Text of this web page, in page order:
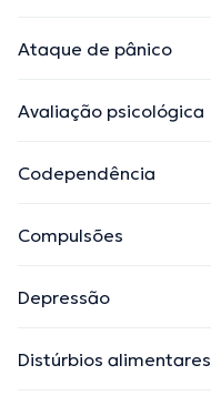
Ataque de pânico
Avaliação psicológica
Codependência
Compulsões
Depressão
Distúrbios alimentares